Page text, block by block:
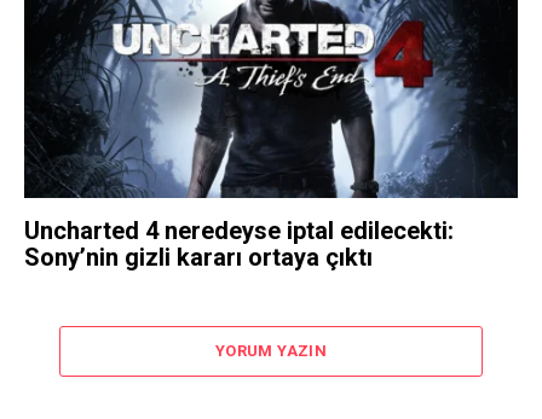
Uncharted 4 neredeyse iptal edilecekti:
Sony’nin gizli kararı ortaya çıktı
YORUM YAZIN